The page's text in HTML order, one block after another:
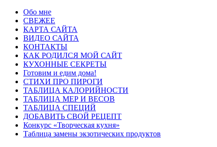
Обо мне
СВЕЖЕЕ
КАРТА САЙТА
ВИДЕО САЙТА
КОНТАКТЫ
КАК РОДИЛСЯ МОЙ САЙТ
КУХОННЫЕ СЕКРЕТЫ
Готовим и едим дома!
СТИХИ ПРО ПИРОГИ
ТАБЛИЦА КАЛОРИЙНОСТИ
ТАБЛИЦА МЕР И ВЕСОВ
ТАБЛИЦА СПЕЦИЙ
ДОБАВИТЬ СВОЙ РЕЦЕПТ
Конкурс «Творческая кухня»
Таблица замены экзотических продуктов